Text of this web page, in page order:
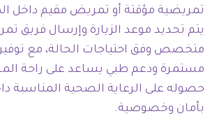
تمريضية مؤقتة أو تمريض مقيم داخل
يتم تحديد موعد الزيارة وإرسال فريق
متخصص وفق احتياجات الحالة، مع
مستمرة ودعم طبي يساعد على راحة
حصوله على الرعاية الصحية المناسبة
بأمان وخصوصية.